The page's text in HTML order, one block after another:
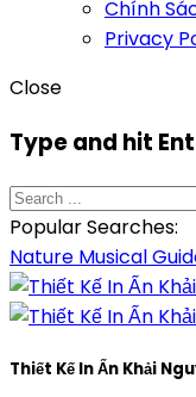
Chính
Privacy
Close
Type and hit
Popular Searches:
Nature Musical
Thiết Kế In Ấn Khải